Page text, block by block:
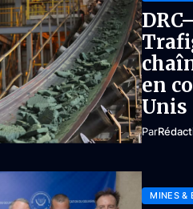
en
Unis
Par
MINES &